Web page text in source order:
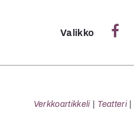
Sulje
Valikko
Verkkoartikkeli Teatteri